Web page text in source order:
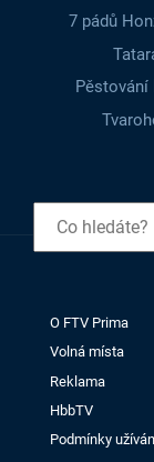
7 pádů
O FTV Prima
Volná místa
Reklama
HbbTV
Podmínky